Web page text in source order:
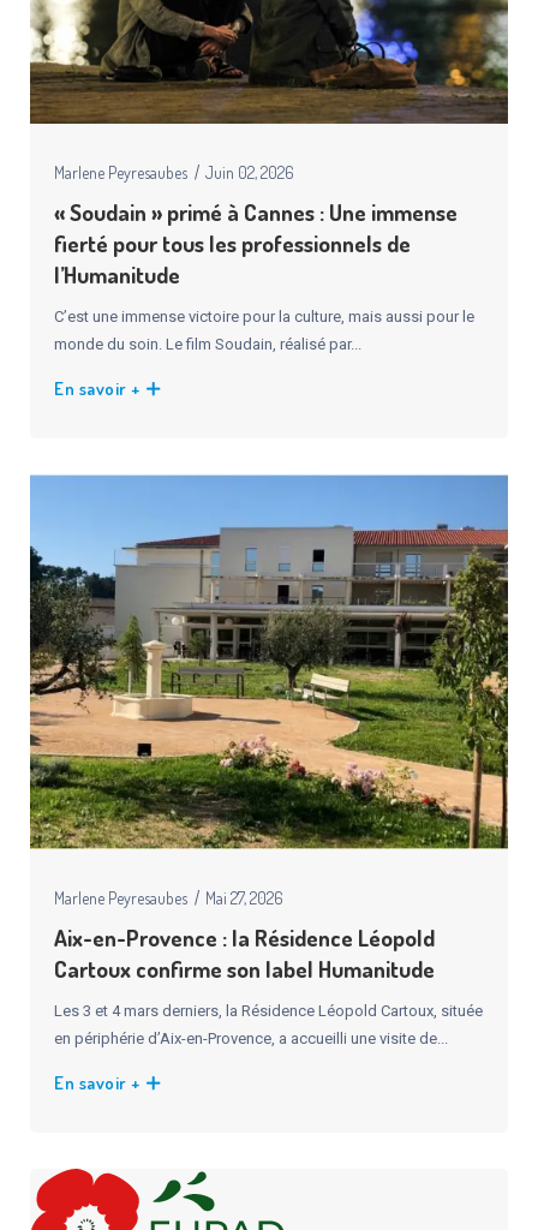
Marlene Peyresaubes Juin 02, 2026
« Soudain » primé à Cannes : Une immense
fierté pour tous les professionnels de
l’Humanitude
C’est une immense victoire pour la culture, mais aussi pour le
monde du soin. Le film Soudain, réalisé par...
En savoir +
Marlene Peyresaubes Mai 27, 2026
Aix-en-Provence : la Résidence Léopold
Cartoux confirme son label Humanitude
Les 3 et 4 mars derniers, la Résidence Léopold Cartoux, située
en périphérie d’Aix-en-Provence, a accueilli une visite de...
En savoir +